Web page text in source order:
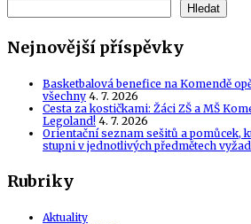
Hledat
Nejnovější příspěvky
Basketbalová benefice na Komendě
všechny 4. 7. 2026
Cesta za kostičkami: Žáci ZŠ a MŠ
Legoland! 4. 7. 2026
Orientační seznam sešitů a pomůcek,
stupni v jednotlivých předmětech
Rubriky
Aktuality